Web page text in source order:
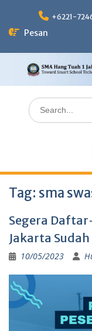
content
+6221-
Pesan
Search
for:
Tag: sma
Segera
Jakarta
10/05/2023